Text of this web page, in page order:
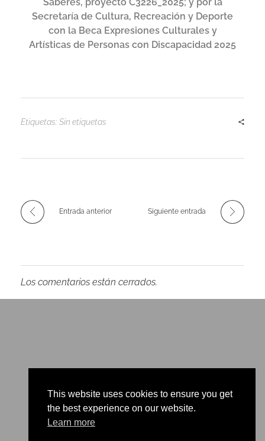
Secretaría de Cultura, Recreación y Deporte
con la Beca Expresiones Culturales y
Artísticas de Personas con Discapacidad 2025
Etiquetas: Sin etiquetas
Entrada anterior Siguiente entrada
Los comentarios están cerrados.
This website uses cookies to ensure you get
the best experience on our website.
Learn more